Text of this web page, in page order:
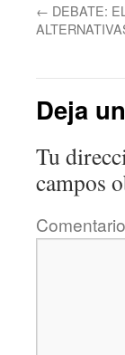
← DEBATE:
Deja
Tu
campos
Comentario